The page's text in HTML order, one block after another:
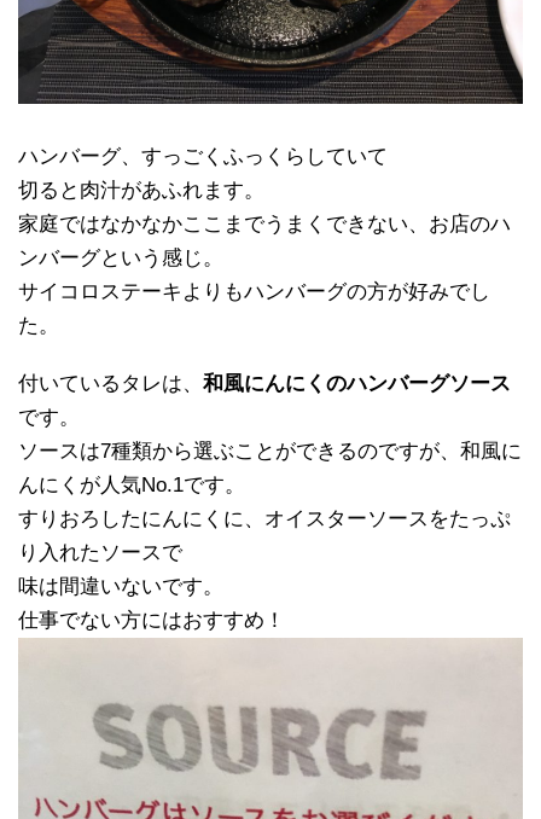
ハンバーグ、すっごくふっくらしていて
切ると肉汁があふれます。
家庭ではなかなかここまでうまくできない、お店のハ
ンバーグという感じ。
サイコロステーキよりもハンバーグの方が好みでし
た。
付いているタレは、 和風にんにくのハンバーグソース
です。
ソースは7種類から選ぶことができるのですが、和風に
んにくが人気No.1です。
すりおろしたにんにくに、オイスターソースをたっぷ
り入れたソースで
味は間違いないです。
仕事でない方にはおすすめ！